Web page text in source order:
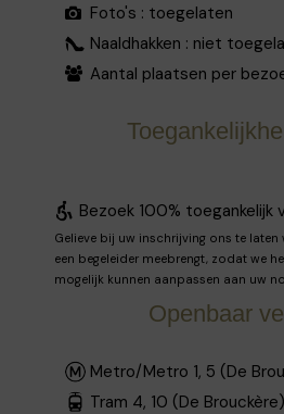
Foto's : toegelaten
Naaldhakken : niet
Aantal plaatsen per
Bezoek 100% toegankelijk
Gelieve bij uw inschrijving ons te
een begeleider meebrengt, zodat we
mogelijk kunnen aanpassen aan uw
Openbaar
Metro/Metro 1, 5 (De
Tram 4, 10 (De Brouckère)